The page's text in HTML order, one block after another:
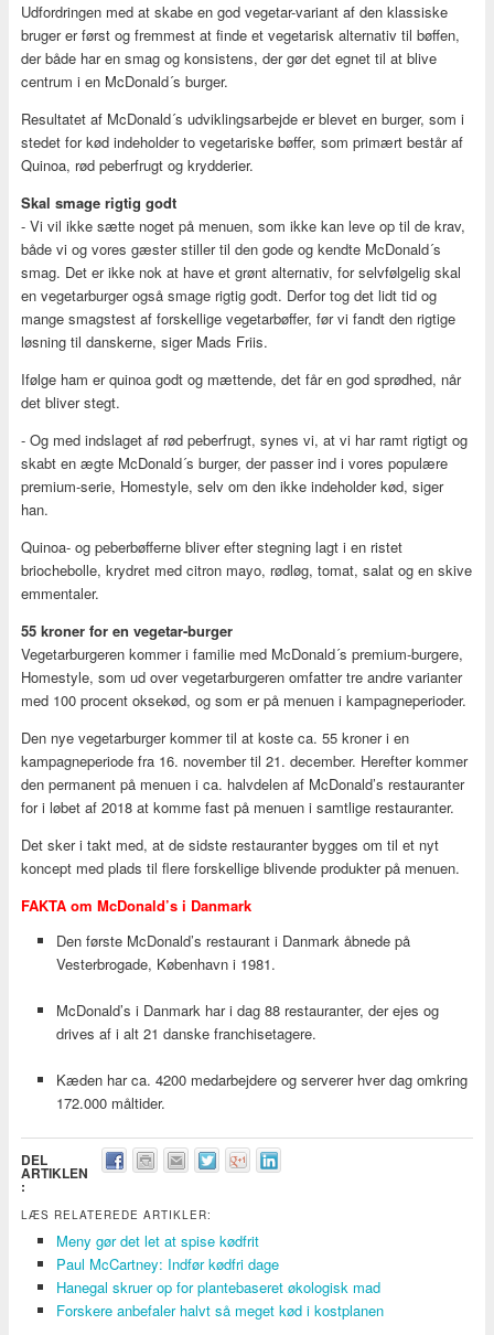
Udfordringen med at skabe en god vegetar-variant af den klassiske
bruger er først og fremmest at finde et vegetarisk alternativ til bøffen,
der både har en smag og konsistens, der gør det egnet til at blive
centrum i en McDonald´s burger.
Resultatet af McDonald´s udviklingsarbejde er blevet en burger, som i
stedet for kød indeholder to vegetariske bøffer, som primært består af
Quinoa, rød peberfrugt og krydderier.
Skal smage rigtig godt
- Vi vil ikke sætte noget på menuen, som ikke kan leve op til de krav,
både vi og vores gæster stiller til den gode og kendte McDonald´s
smag. Det er ikke nok at have et grønt alternativ, for selvfølgelig skal
en vegetarburger også smage rigtig godt. Derfor tog det lidt tid og
mange smagstest af forskellige vegetarbøffer, før vi fandt den rigtige
løsning til danskerne, siger Mads Friis.
Ifølge ham er quinoa godt og mættende, det får en god sprødhed, når
det bliver stegt.
- Og med indslaget af rød peberfrugt, synes vi, at vi har ramt rigtigt og
skabt en ægte McDonald´s burger, der passer ind i vores populære
premium-serie, Homestyle, selv om den ikke indeholder kød, siger
han.
Quinoa- og peberbøfferne bliver efter stegning lagt i en ristet
briochebolle, krydret med citron mayo, rødløg, tomat, salat og en skive
emmentaler.
55 kroner for en vegetar-burger
Vegetarburgeren kommer i familie med McDonald´s premium-burgere,
Homestyle, som ud over vegetarburgeren omfatter tre andre varianter
med 100 procent oksekød, og som er på menuen i kampagneperioder.
Den nye vegetarburger kommer til at koste ca. 55 kroner i en
kampagneperiode fra 16. november til 21. december. Herefter kommer
den permanent på menuen i ca. halvdelen af McDonald’s restauranter
for i løbet af 2018 at komme fast på menuen i samtlige restauranter.
Det sker i takt med, at de sidste restauranter bygges om til et nyt
koncept med plads til flere forskellige blivende produkter på menuen.
FAKTA om McDonald’s i Danmark
Den første McDonald’s restaurant i Danmark åbnede på
Vesterbrogade, København i 1981.
McDonald’s i Danmark har i dag 88 restauranter, der ejes og
drives af i alt 21 danske franchisetagere.
Kæden har ca. 4200 medarbejdere og serverer hver dag omkring
172.000 måltider.
DEL
ARTIKLEN
:
LÆS RELATEREDE ARTIKLER:
Meny gør det let at spise kødfrit
Paul McCartney: Indfør kødfri dage
Hanegal skruer op for plantebaseret økologisk mad
Forskere anbefaler halvt så meget kød i kostplanen